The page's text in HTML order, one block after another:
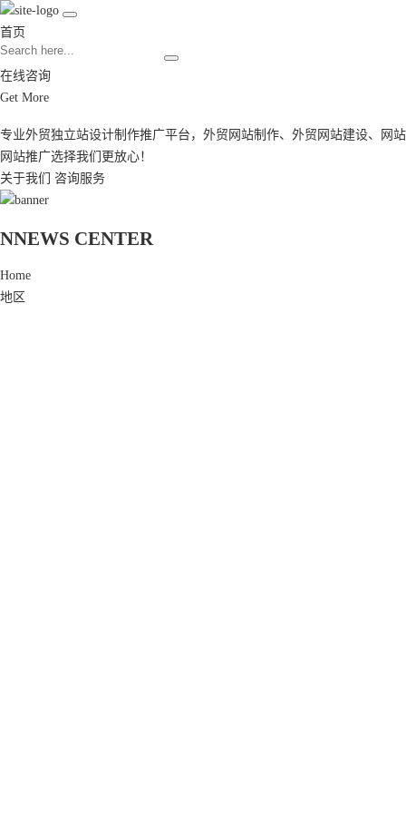
首页
在线咨询
Get More
专业外贸独立站设计制作推广平台， 外贸网站制作、 外贸网站建设、
网站
网站推广选择我们更放心！
关于我们
咨询服务
NNEWS CENTER
Home
地区